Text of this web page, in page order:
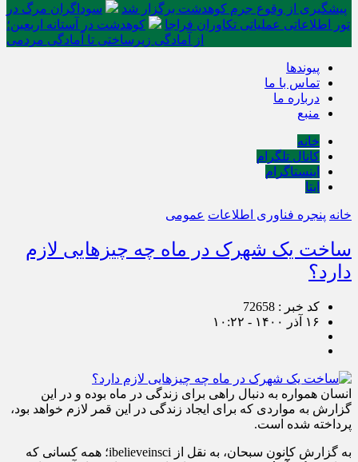
پیشگیری از وقوع جرم کوهدشت برگزار شد
سوداگران مرگ در
تور اطلاعاتی عملیاتی تکاوران فراجا
کوهدشت در آستانه اربعین؛
از آمادگی زیرساختی تا آمادگی مردمی
پیوندها
تماس با ما
درباره ما
منبع
خانه
کانال تلگرام
اینستاگرام
ایتا
خانه پنجره فناوری اطلاعات عمومی
ساخت یک شهرک در ماه چه چیزهایی لازم
دارد؟
کد خبر : 72658
۱۶ آذر ۱۴۰۰ - ۱۰:۲۲
انسان همواره به دنبال راهی برای زندگی در ماه بوده و در این
گزارش به مواردی که برای ایجاد زندگی در این قمر لازم خواهد بود،
پرداخته شده است.
به گزارش کانون سبحان، به نقل از ibelieveinsci؛ همه کسانی که